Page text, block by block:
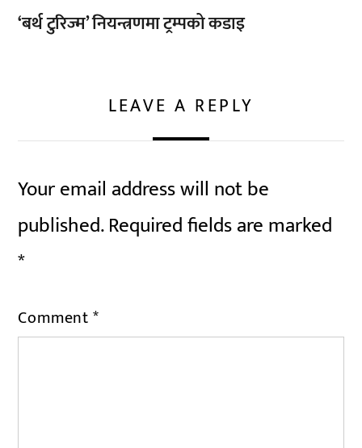
‘बर्थ टुरिज्म’ नियन्त्रणमा ट्रम्पको कडाइ
LEAVE A REPLY
Your email address will not be
published.Required fields are marked
*
Comment*